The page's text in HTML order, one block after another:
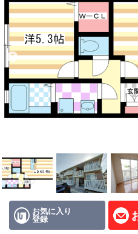
積水ハウス Sha Maison
市)
積水ハウス Sha Maison
路線·駅から探す
地域から探す
AcePlanner公式ライン
SNS
スタッフ紹介
お気に入り
登録